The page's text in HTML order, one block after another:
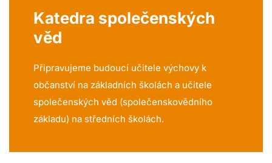
Katedra společenských
věd
Připravujeme budoucí učitele výchovy k
občanství na základních školách a učitele
společenských věd (společenskovědního
základu) na středních školách.